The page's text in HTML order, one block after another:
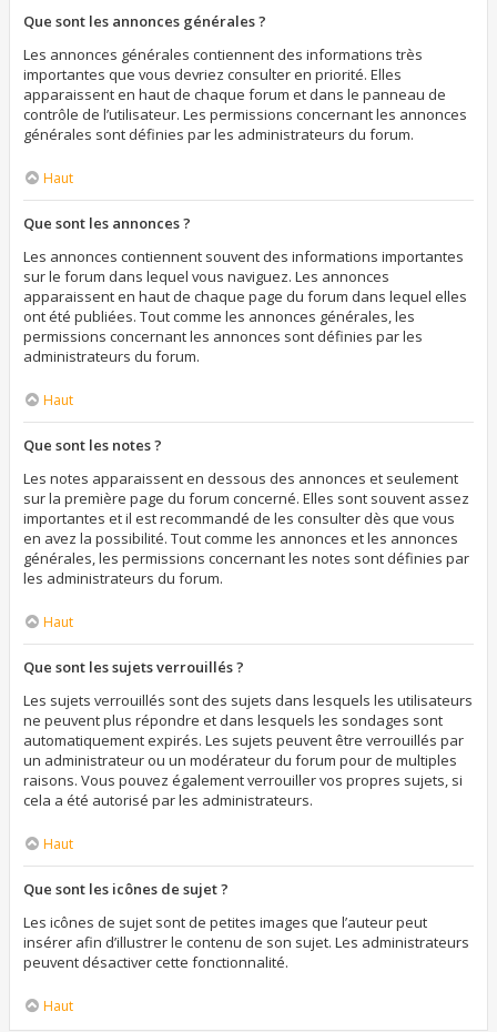
Que sont les annonces générales ?
Les annonces générales contiennent des informations très
importantes que vous devriez consulter en priorité. Elles
apparaissent en haut de chaque forum et dans le panneau de
contrôle de l’utilisateur. Les permissions concernant les annonces
générales sont définies par les administrateurs du forum.
Haut
Que sont les annonces ?
Les annonces contiennent souvent des informations importantes
sur le forum dans lequel vous naviguez. Les annonces
apparaissent en haut de chaque page du forum dans lequel elles
ont été publiées. Tout comme les annonces générales, les
permissions concernant les annonces sont définies par les
administrateurs du forum.
Haut
Que sont les notes ?
Les notes apparaissent en dessous des annonces et seulement
sur la première page du forum concerné. Elles sont souvent assez
importantes et il est recommandé de les consulter dès que vous
en avez la possibilité. Tout comme les annonces et les annonces
générales, les permissions concernant les notes sont définies par
les administrateurs du forum.
Haut
Que sont les sujets verrouillés ?
Les sujets verrouillés sont des sujets dans lesquels les utilisateurs
ne peuvent plus répondre et dans lesquels les sondages sont
automatiquement expirés. Les sujets peuvent être verrouillés par
un administrateur ou un modérateur du forum pour de multiples
raisons. Vous pouvez également verrouiller vos propres sujets, si
cela a été autorisé par les administrateurs.
Haut
Que sont les icônes de sujet ?
Les icônes de sujet sont de petites images que l’auteur peut
insérer afin d’illustrer le contenu de son sujet. Les administrateurs
peuvent désactiver cette fonctionnalité.
Haut